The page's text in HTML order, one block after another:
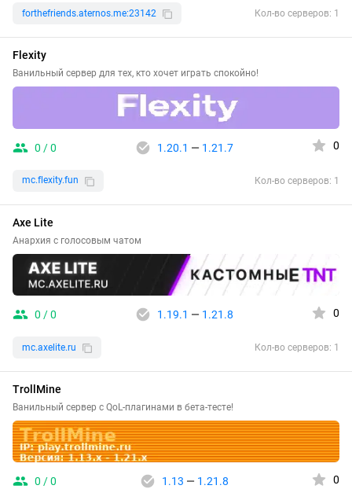
forthefriends.aternos.me:23142 Кол-во серверов: 1
Flexity
Ванильный сервер для тех, кто хочет играть спокойно!
0 / 0 1.20.1 — 1.21.7 0
mc.flexity.fun Кол-во серверов: 1
Axe Lite
Анархия с голосовым чатом
0 / 0 1.19.1 — 1.21.8 0
mc.axelite.ru Кол-во серверов: 1
TrollMine
Ванильный сервер с QoL-плагинами в бета-тесте!
0 / 0 1.13 — 1.21.8 0